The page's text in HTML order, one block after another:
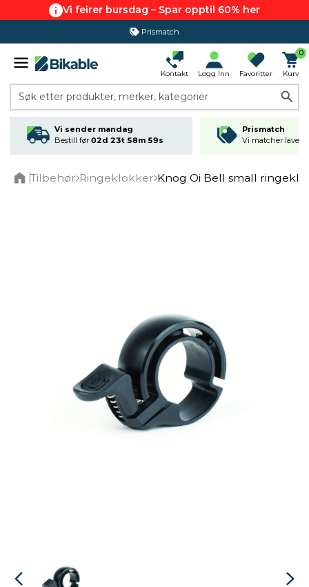
Vi feirer bursdag – Spar opptil 60% her
Prismatch
Kontakt Logg Inn Favoritter
0
Kurv
Søk etter produkter, merker, kategorier
Vi sender mandag
Bestill før 02d 23t 58m 58s
Prismatch
Vi matcher
Tilbehør Ringeklokker Knog Oi Bell small